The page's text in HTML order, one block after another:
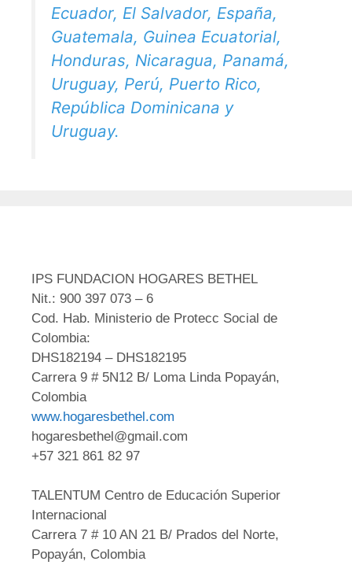
Ecuador, El Salvador, España,
Guatemala, Guinea Ecuatorial,
Honduras, Nicaragua, Panamá,
Uruguay, Perú, Puerto Rico,
República Dominicana y
Uruguay.
IPS FUNDACION HOGARES BETHEL
Nit.: 900 397 073 – 6
Cod. Hab. Ministerio de Protecc Social de
Colombia:
DHS182194 – DHS182195
Carrera 9 # 5N12 B/ Loma Linda Popayán,
Colombia
www.hogaresbethel.com
hogaresbethel@gmail.com
+57 321 861 82 97
TALENTUM Centro de Educación Superior
Internacional
Carrera 7 # 10 AN 21 B/ Prados del Norte,
Popayán, Colombia